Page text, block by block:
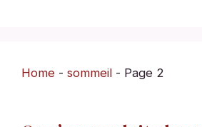
Home - sommeil - Page 2